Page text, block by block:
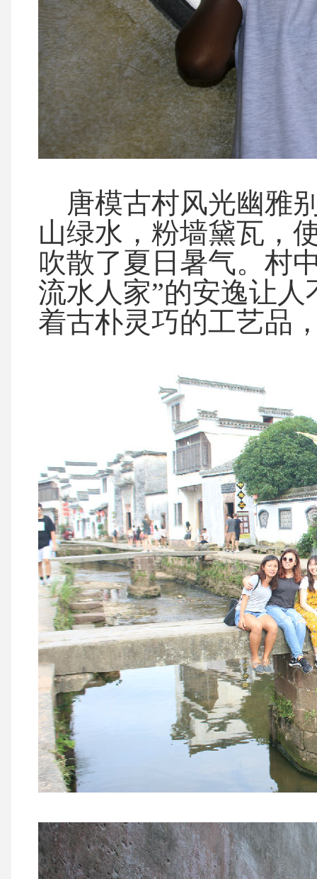
唐模古村风光幽雅
山绿水，粉墙黛瓦，
吹散了夏日暑气。村
流水人家”的安逸让
着古朴灵巧的工艺品